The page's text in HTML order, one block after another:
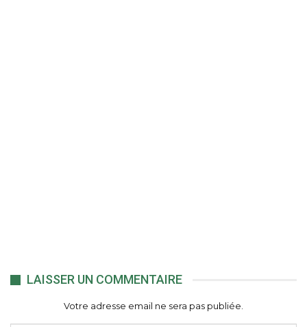
LAISSER UN COMMENTAIRE
Votre adresse email ne sera pas publiée.